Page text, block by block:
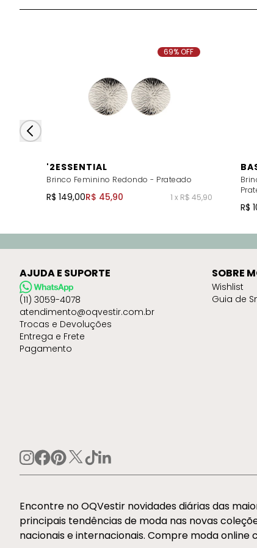
'2ESSENTIAL
Brinco Feminino Redondo - Prateado
R$ 149,00R$ 45,90 1 x R$ 45,90
69% OFF
R$
AJUDA E SUPORTE
(11) 3059-4078
atendimento@oqvestir.com.br
Trocas e Devoluções
Entrega e Frete
Pagamento
SOBRE
Wishlist
Guia de
Encontre no OQVestir novidades diárias das
principais tendências de moda nas novas
nacionais e internacionais. Compre moda